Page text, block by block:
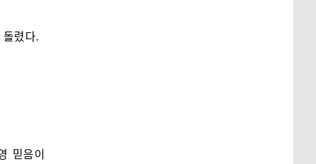
렸다.
믿음이